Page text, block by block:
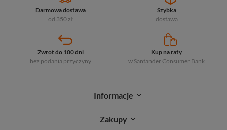
Darmowa dostawa
od 350 zł
Szybka
dostawa
Zwrot do 100 dni
bez podania przyczyny
Kup na raty
w Santander Consumer Bank
Informacje
Zakupy